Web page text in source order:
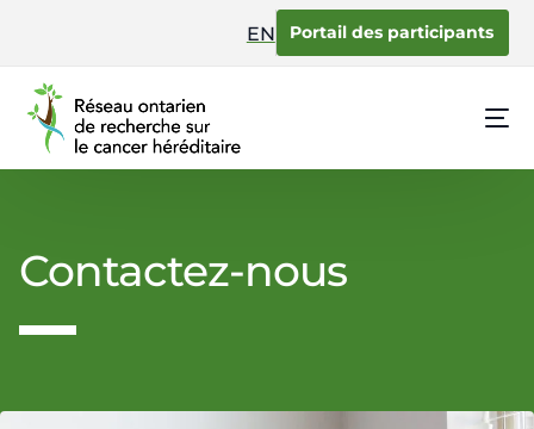
EN
Portail des participants
Contactez-nous